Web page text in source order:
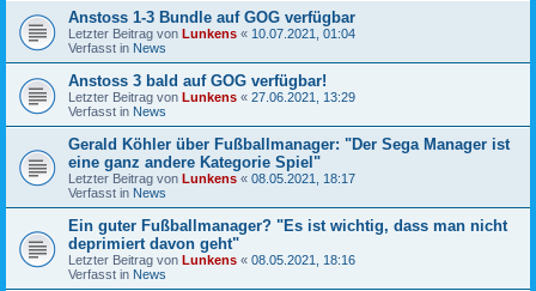
Anstoss 1-3 Bundle auf GOG verfügbar
Letzter Beitrag von Lunkens « 10.07.2021, 01:04
Verfasst in News
Anstoss 3 bald auf GOG verfügbar!
Letzter Beitrag von Lunkens « 27.06.2021, 13:29
Verfasst in News
Gerald Köhler über Fußballmanager: "Der Sega Manager ist
eine ganz andere Kategorie Spiel"
Letzter Beitrag von Lunkens « 08.05.2021, 18:17
Verfasst in News
Ein guter Fußballmanager? "Es ist wichtig, dass man nicht
deprimiert davon geht"
Letzter Beitrag von Lunkens « 08.05.2021, 18:16
Verfasst in News